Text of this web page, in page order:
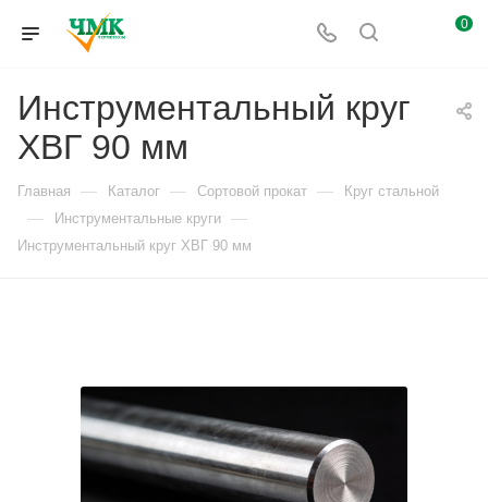
0
Инструментальный круг
ХВГ 90 мм
Главная — Каталог — Сортовой прокат — Круг стальной
— Инструментальные круги —
Инструментальный круг ХВГ 90 мм